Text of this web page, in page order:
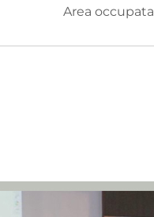
Area occupata